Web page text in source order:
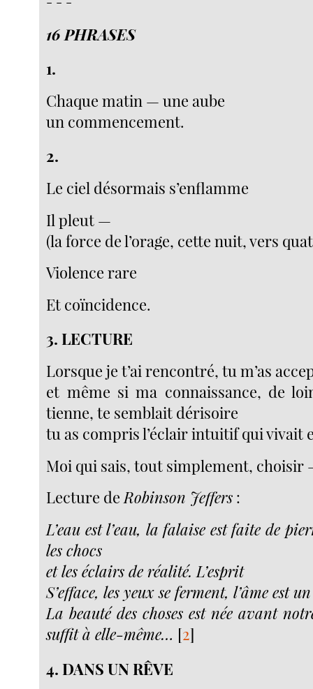
16 PHRASES
1.
Chaque matin — une aube
un commencement.
2.
Le ciel désormais s’enflamme
Il pleut —
(la force de l’orage, cette nuit, vers
Violence rare
Et coïncidence.
3. LECTURE
Lorsque je t’ai rencontré, tu m’as
et même si ma connaissance, de
tienne, te semblait dérisoire
tu as compris l’éclair intuitif qui vivait
Moi qui sais, tout simplement, choisir
Lecture deRobinson Jeffers :
L’eau est l’eau, la falaise est faite de
les chocs
et les éclairs de réalité. L’esprit
S’efface, les yeux se ferment, l’âme est
La beauté des choses est née avant
suffit à elle-même… [2]
4. DANS UN RÊVE